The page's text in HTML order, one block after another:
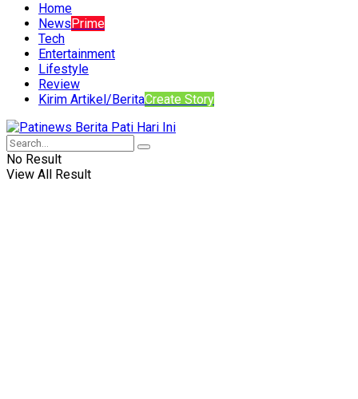
Home
NewsPrime
Tech
Entertainment
Lifestyle
Review
Kirim Artikel/BeritaCreate Story
No Result
View All Result